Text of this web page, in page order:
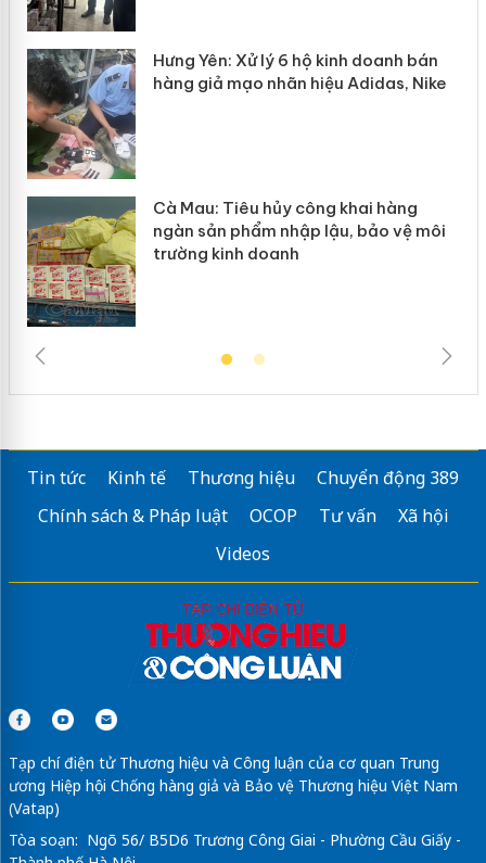
Hưng Yên: Xử lý 6 hộ kinh doanh bán
hàng giả mạo nhãn hiệu Adidas, Nike
Cà Mau: Tiêu hủy công khai hàng
ngàn sản phẩm nhập lậu, bảo vệ môi
trường kinh doanh
Tin tức Kinh tế Thương hiệu
Chuyển động 389
Chính sách & Pháp luật
OCOP Tư vấn
Xã hội
Videos
Tạp chí điện tử Thương hiệu và Công luận của cơ quan Trung
ương Hiệp hội Chống hàng giả và Bảo vệ Thương hiệu Việt Nam
(Vatap)
Tòa soạn: Ngõ 56/ B5D6 Trương Công Giai - Phường Cầu Giấy -